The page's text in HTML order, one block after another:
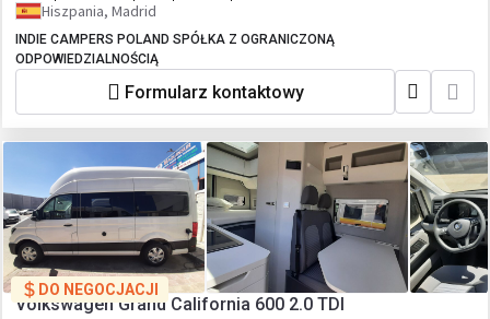
Hiszpania, Madrid
INDIE CAMPERS POLAND SPÓŁKA Z OGRANICZONĄ
ODPOWIEDZIALNOŚCIĄ
Formularz kontaktowy
DO NEGOCJACJI
Volkswagen Grand California 600 2.0 TDI